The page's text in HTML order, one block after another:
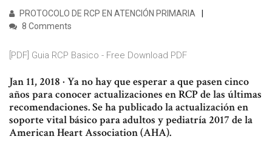
PROTOCOLO DE RCP EN ATENCIÓN PRIMARIA
8 Comments
[PDF] Guia RCP Basico - Free Download PDF
Jan 11, 2018 · Ya no hay que esperar a que pasen cinco
años para conocer actualizaciones en RCP de las últimas
recomendaciones. Se ha publicado la actualización en
soporte vital básico para adultos y pediatría 2017 de la
American Heart Association (AHA).